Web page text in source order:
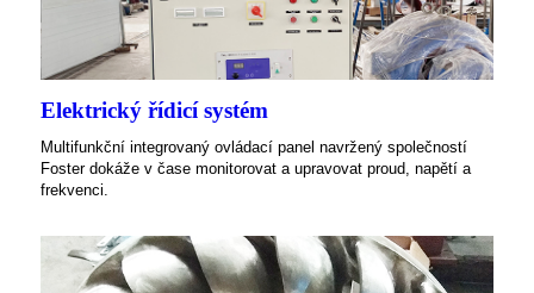
Elektrický řídicí systém
Multifunkční integrovaný ovládací panel navržený společností
Foster dokáže v čase monitorovat a upravovat proud, napětí a
frekvenci.